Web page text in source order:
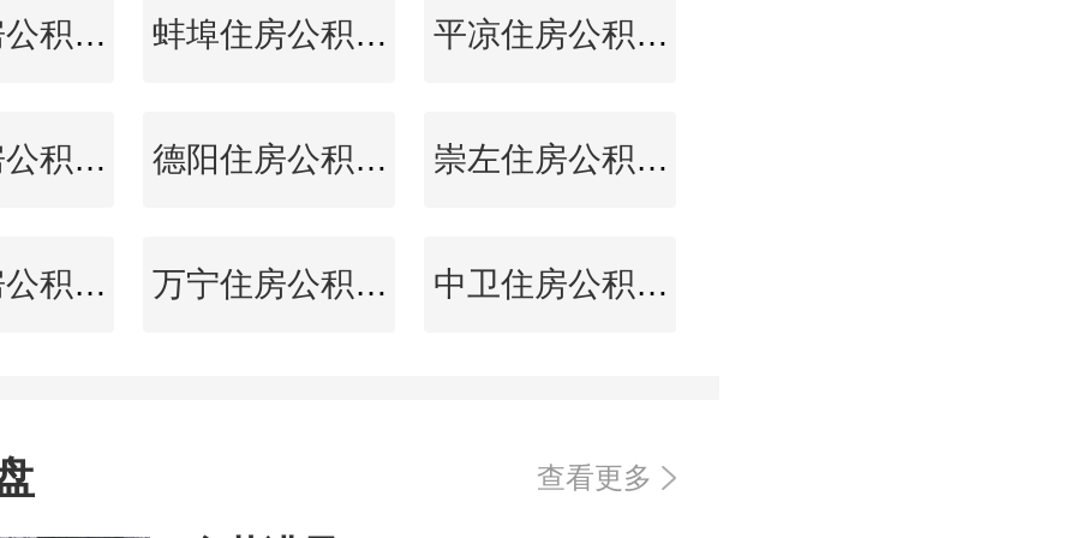
如皋住房公积金查询 蚌埠住房公积金查询 平凉住房公积金查询
延边住房公积金查询 德阳住房公积金查询 崇左住房公积金查询
泉州住房公积金查询 万宁住房公积金查询 中卫住房公积金查询
查看更多